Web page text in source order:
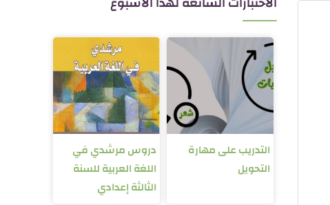
التدريب على مهارة
التحويل
دروس مرشدي في
اللغة العربية للسنة
الثالثة إعدادي